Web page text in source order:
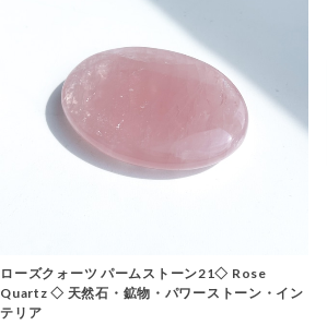
ローズクォーツ パームストーン21◇ Rose
Quartz ◇ 天然石・鉱物・パワーストーン・イン
テリア